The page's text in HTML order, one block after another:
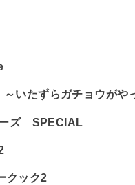
たずらガチョウがや
ズ SPECIAL
ック2